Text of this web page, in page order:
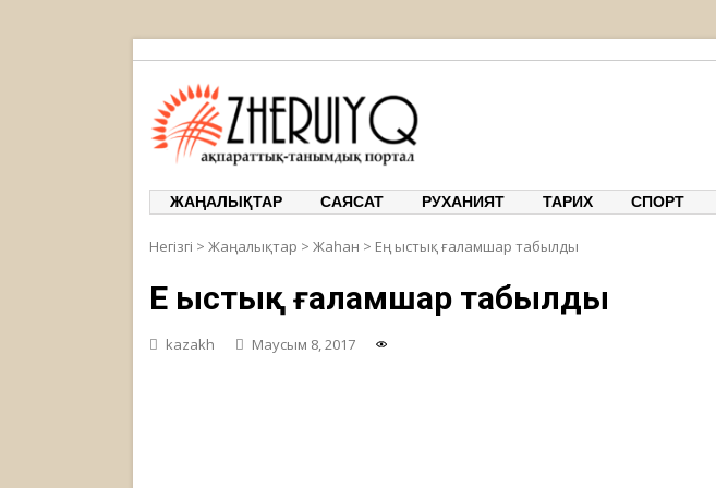
ЖАҢАЛЫҚТАР САЯСАТ РУХАНИЯТ ТАРИХ СПОРТ
Негізгі > Жаңалықтар > Жаһан > Ең ыстық ғаламшар табылды
Ең ыстық ғаламшар табылды
kazakh Маусым 8, 2017